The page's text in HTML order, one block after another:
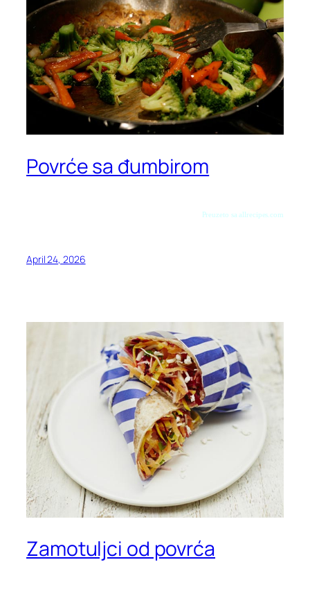
Povrće sa đumbirom
Preuzeto sa allrecipes.com
April 24, 2026
Zamotuljci od povrća